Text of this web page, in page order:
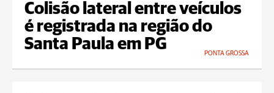
Colisão lateral entre veículos
é registrada na região do
Santa Paula em PG
PONTA GROSSA